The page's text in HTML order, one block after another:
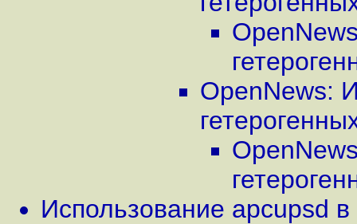
OpenNews:
Использование apcupsd в